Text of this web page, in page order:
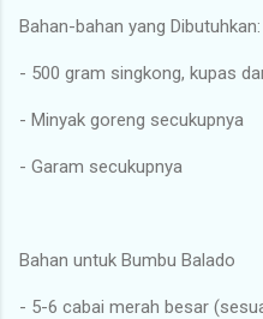
Bahan-bahan yang Dibutuhkan:
- 500 gram singkong, kupas
- Minyak goreng secukupnya
- Garam secukupnya
Bahan untuk Bumbu Balado
- 5-6 cabai merah besar